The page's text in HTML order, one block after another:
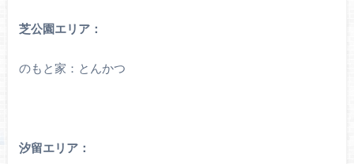
芝公園エリア：
のもと家：とんかつ
汐留エリア：